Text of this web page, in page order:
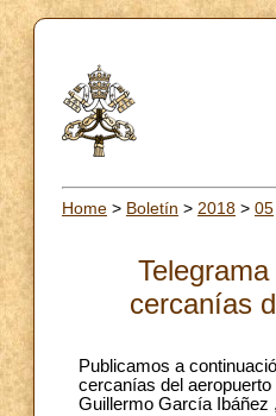
Home > Boletín > 2018 > 05
cercanías
Publicamos a
cercanías del
Guillermo García Ibáñez